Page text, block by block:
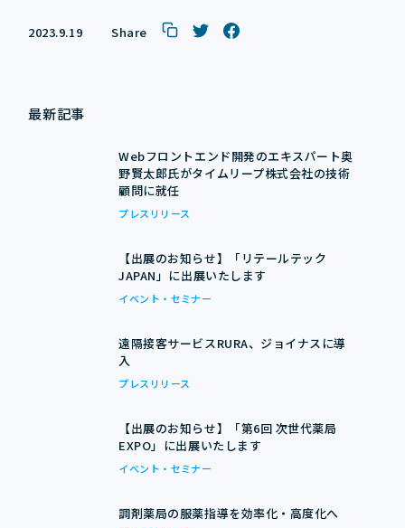
2023.9.19 Share
最新記事
Webフロントエンド開発のエキスパート奥
野賢太郎氏がタイムリープ株式会社の技術
顧問に就任
プレスリリース
【出展のお知らせ】「リテールテック
JAPAN」に出展いたします
イベント・セミナー
遠隔接客サービスRURA、ジョイナスに導
入
プレスリリース
【出展のお知らせ】「第6回 次世代薬局
EXPO」に出展いたします
イベント・セミナー
調剤薬局の服薬指導を効率化・高度化へ